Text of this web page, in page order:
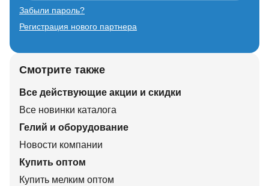
Забыли пароль?
Регистрация нового партнера
Смотрите также
Все действующие акции и скидки
Все новинки каталога
Гелий и оборудование
Новости компании
Купить оптом
Купить мелким оптом